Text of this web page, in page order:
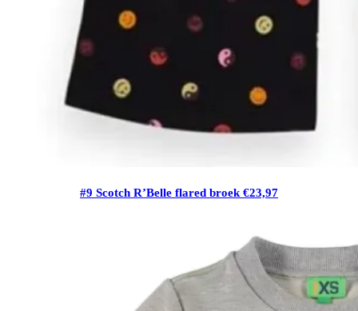
#9 Scotch R’Belle flared broek €23,97